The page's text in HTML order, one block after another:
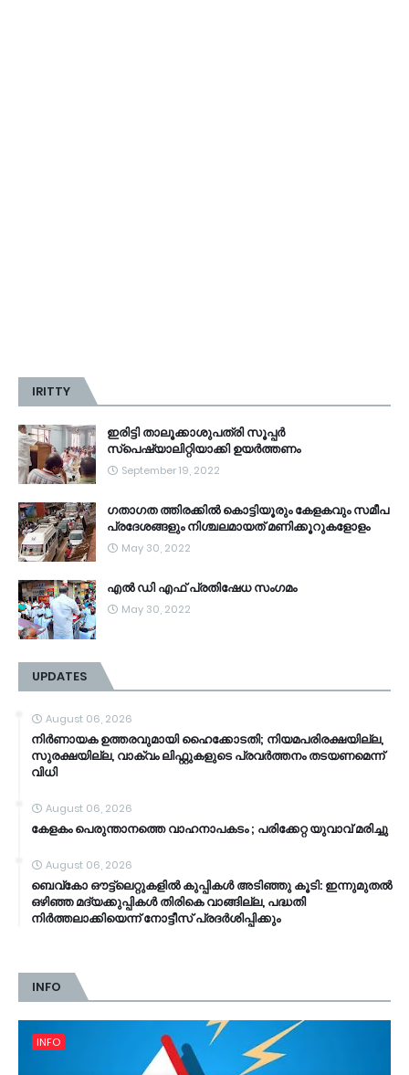
IRITTY
ഇരിട്ടി താലൂക്കാശുപത്രി സൂപ്പർ
സ്‌പെഷ്യാലിറ്റിയാക്കി ഉയർത്തണം
September 19, 2022
ഗതാഗത ത്തിരക്കിൽ കൊട്ടിയൂരും കേളകവും സമീപ
പ്രദേശങ്ങളും നിശ്ചലമായത് മണിക്കൂറുകളോളം
May 30, 2022
എൽ ഡി എഫ് പ്രതിഷേധ സംഗമം
May 30, 2022
UPDATES
August 06, 2026
നിർണായക ഉത്തരവുമായി ഹൈക്കോടതി; നിയമപരിരക്ഷയില്ല,
സുരക്ഷയില്ല, വാക്വം ലിഫ്റ്റുകളുടെ പ്രവര്‍ത്തനം തടയണമെന്ന്
വിധി
August 06, 2026
കേളകം പെരുന്താനത്തെ വാഹനാപകടം ; പരിക്കേറ്റ യുവാവ് മരിച്ചു
August 06, 2026
ബെവ്‌കോ ഔട്ട്‌ലെറ്റുകളില്‍ കുപ്പികള്‍ അടിഞ്ഞു കൂടി: ഇന്നുമുതല്‍
ഒഴിഞ്ഞ മദ്യക്കുപ്പികള്‍ തിരികെ വാങ്ങില്ല, പദ്ധതി
നിര്‍ത്തലാക്കിയെന്ന് നോട്ടീസ് പ്രദര്‍ശിപ്പിക്കും
INFO
INFO